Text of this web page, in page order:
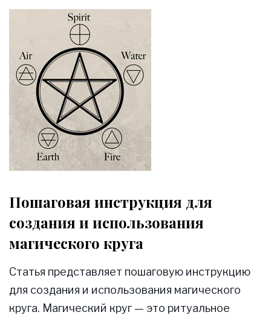
Пошаговая инструкция для
создания и использования
магического круга
Статья представляет пошаговую инструкцию
для создания и использования магического
круга. Магический круг — это ритуальное